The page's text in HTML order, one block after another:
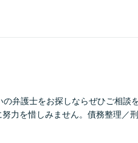
弁護士をお探しならぜひご相談
力を惜しみません。債務整理／